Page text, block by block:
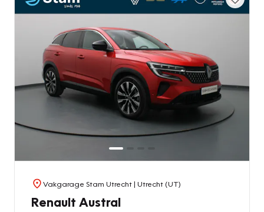
Vakgarage Stam Utrecht| Utrecht (UT)
Renault Austral